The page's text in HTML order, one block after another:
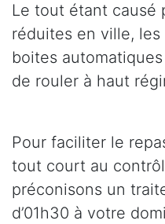
Le tout étant causé
réduites en ville,
boites
de rouler à haut
Pour faciliter le
tout court au
préconisons un
d’01h30 à votre